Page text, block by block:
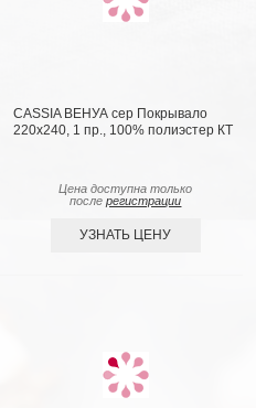
CASSIA ВЕНУА сер Покрывало
220х240, 1 пр., 100% полиэстер КТ
Цена доступна только
послерегистрации
УЗНАТЬ ЦЕНУ